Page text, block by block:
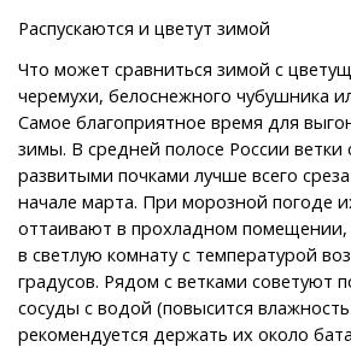
Распускаются и цветут зимой
Что может сравниться зимой с
черемухи, белоснежного чубушника
Самое благоприятное время для
зимы. В средней полосе России
развитыми почками лучше всего
начале марта. При морозной погоде
оттаивают в прохладном помещении,
в светлую комнату с температурой
градусов. Рядом с ветками советуют
сосуды с водой (повысится
рекомендуется держать их около